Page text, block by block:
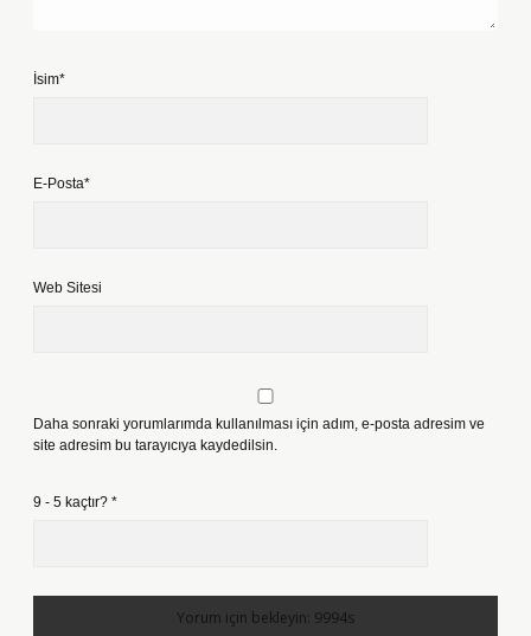
İsim*
E-Posta*
Web Sitesi
Daha sonraki yorumlarımda kullanılması için adım, e-posta adresim ve
site adresim bu tarayıcıya kaydedilsin.
9 - 5 kaçtır? *